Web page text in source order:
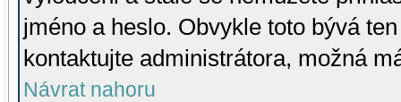
jméno a heslo. Obvykle toto bývá
kontaktujte administrátora, možná
Návrat nahoru